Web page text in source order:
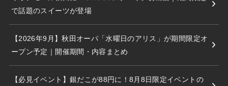
で話題のスイーツが登場
【2026年9月】秋田オーパ「水曜日のアリス」が期間限定オ
ープン予定｜開催期間・内容まとめ
【必見イベント】銀だこが88円に！8月8日限定イベントの